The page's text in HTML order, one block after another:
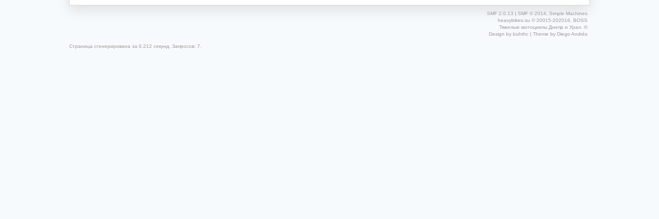
SMF 2.0.13 | SMF © 2014
Simple Machines
heavybikes.su © 20015-202016, BOSS
Тяжелые мотоциклы Днепр и Урал. ©
Design by buhthc| Theme by Diego Andrés
Страница сгенерирована за 0.212 секунд. Запросов: 7.